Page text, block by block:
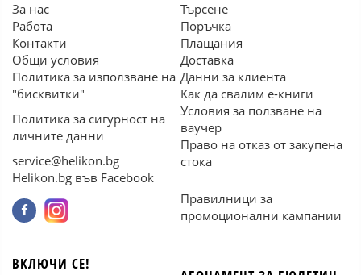
За нас
Работа
Контакти
Общи условия
Политика за използване на
"бисквитки"
Политика за сигурност на
личните данни
service@helikon.bg
Helikon.bg във Facebook
Търсене
Поръчка
Плащания
Доставка
Данни за клиента
Как да свалим е-книги
Условия за ползване на
ваучер
Право на отказ от закупена
стока
Правилници за
промоционални кампании
ВКЛЮЧИ СЕ!